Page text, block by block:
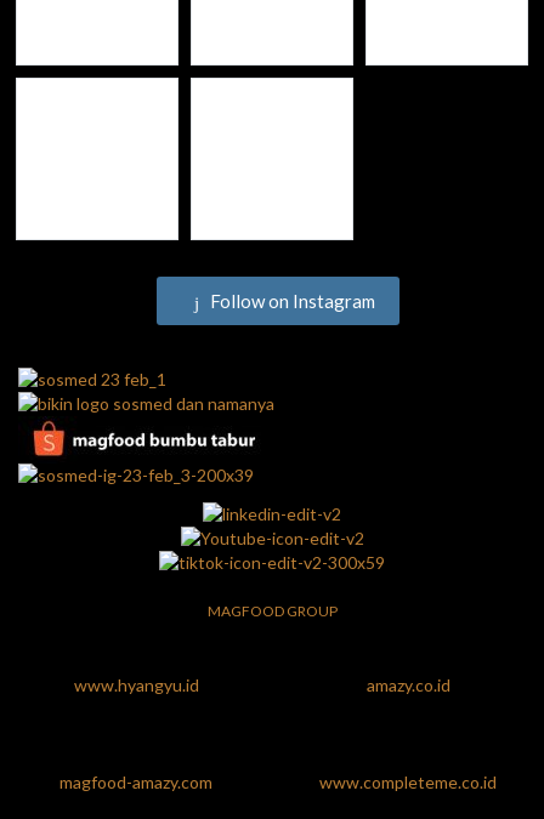
Follow on Instagram
MAGFOOD GROUP
www.hyangyu.id amazy.co.id
magfood-amazy.com www.completeme.co.id